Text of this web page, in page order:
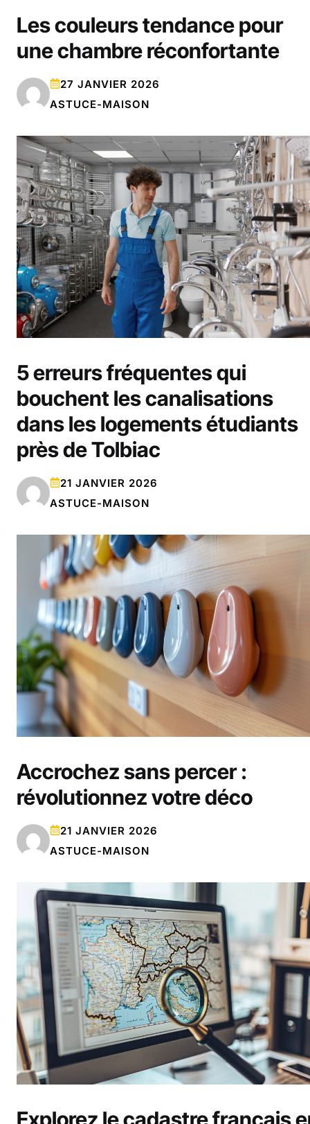
Les couleurs tendance pour
une chambre réconfortante
27 JANVIER 2026
ASTUCE-MAISON
5 erreurs fréquentes qui
bouchent les canalisations
dans les logements étudiants
près de Tolbiac
21 JANVIER 2026
ASTUCE-MAISON
Accrochez sans percer :
révolutionnez votre déco
21 JANVIER 2026
ASTUCE-MAISON